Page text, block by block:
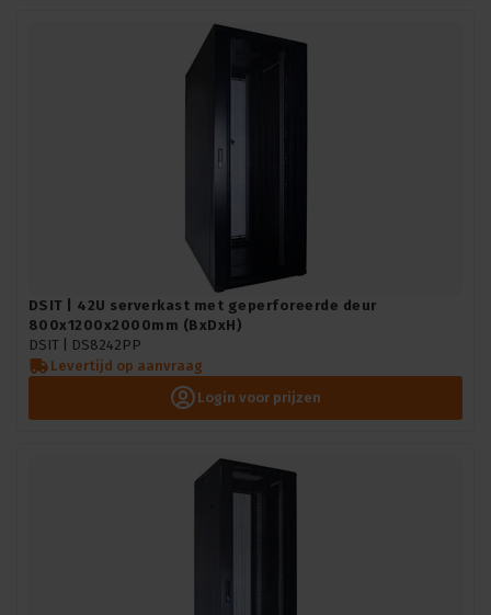
DSIT | 42U serverkast met geperforeerde deur
800x1200x2000mm (BxDxH)
DSIT |
DS8242PP
Levertijd op aanvraag
Login voor prijzen